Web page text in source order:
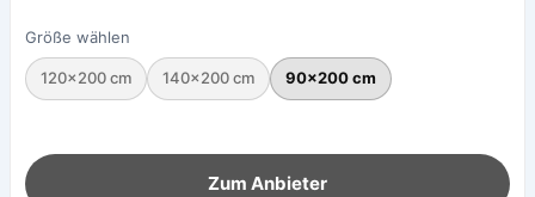
Größe wählen
120×200 cm 140×200 cm 90×200 cm
Zum Anbieter